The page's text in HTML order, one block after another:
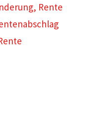
, Rente